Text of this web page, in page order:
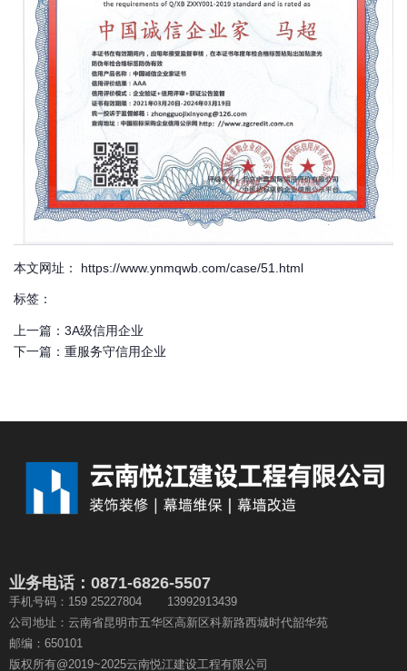
本文网址： https://www.ynmqwb.com/case/51.html
标签：
上一篇： 3A级信用企业
下一篇： 重服务守信用企业
业务电话：0871-6826-5507
手机号码：159 25227804 13992913439
公司地址：云南省昆明市五华区高新区科新路西城时代韶华苑
邮编：650101
版权所有@2019~2025云南悦江建设工程有限公司